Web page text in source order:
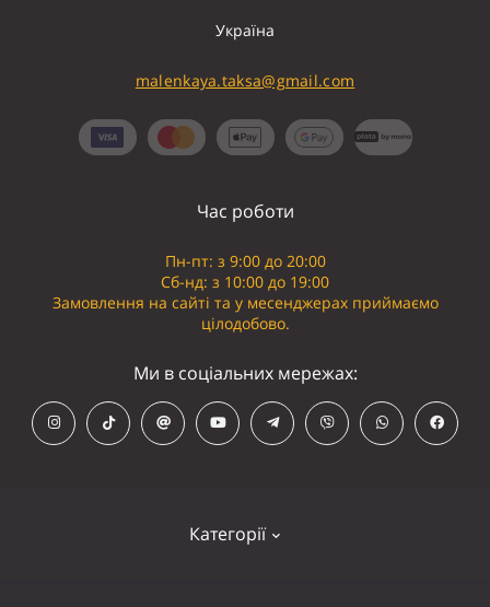
Україна
malenkaya.taksa@gmail.com
Категорії
Час роботи
Пн-пт: з 9:00 до 20:00
Сб-нд: з 10:00 до 19:00
Замовлення на сайті та у месенджерах приймаємо
цілодобово.
Ми в соціальних мережах: